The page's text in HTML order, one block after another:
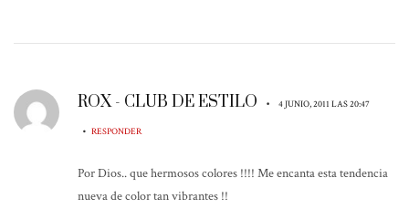
ROX - CLUB DE ESTILO • 4 JUNIO, 2011 LAS 20:47
• RESPONDER
Por Dios.. que hermosos colores !!!! Me encanta esta tendencia
nueva de color tan vibrantes !!